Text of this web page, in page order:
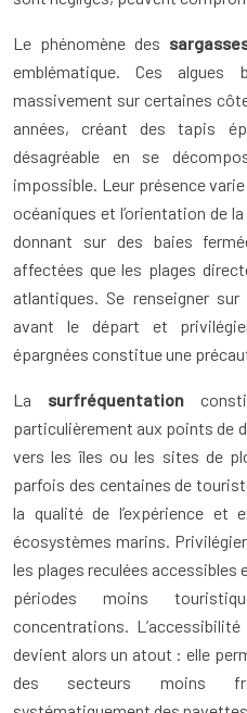
Le phénomène des
emblématique. Ces algues
massivement sur certaines
années, créant des tapis
désagréable en se
impossible. Leur présence
océaniques et l’orientation de
donnant sur des baies
affectées que les plages
atlantiques. Se renseigner sur
avant le départ et
épargnées constitue une
La surfréquentation
particulièrement aux points de
vers les îles ou les sites de
parfois des centaines de
la qualité de l’expérience et
écosystèmes marins.
les plages reculées
périodes moins
concentrations. L’accessibilité
devient alors un atout : elle
des secteurs moins